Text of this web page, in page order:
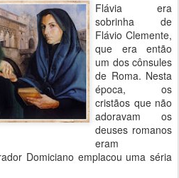
Flávia era
sobrinha de
Flávio Clemente,
que era então
um dos cônsules
de Roma. Nesta
época, os
cristãos que não
adoravam os
deuses romanos
eram
Domiciano emplacou uma séria